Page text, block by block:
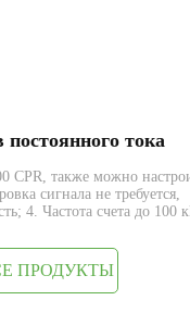
тока
CPR, также можно
сигнала не требуется,
4. Частота счета до 100
ПРОДУКТЫ